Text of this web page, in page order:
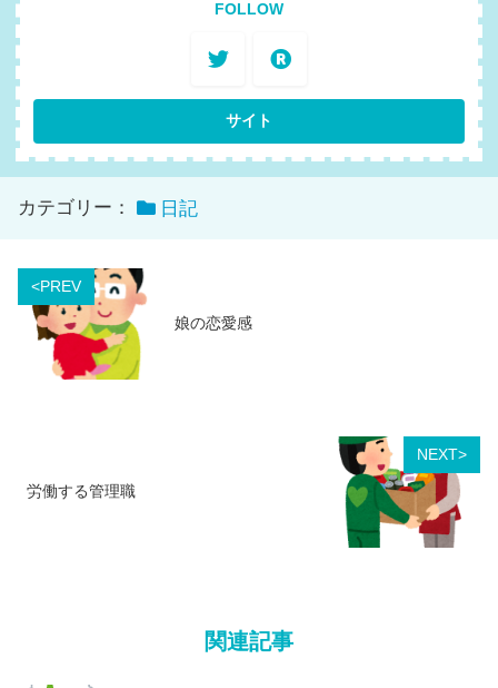
FOLLOW
カテゴリー： 日記
<PREV
娘の恋愛感
NEXT>
労働する管理職
関連記事